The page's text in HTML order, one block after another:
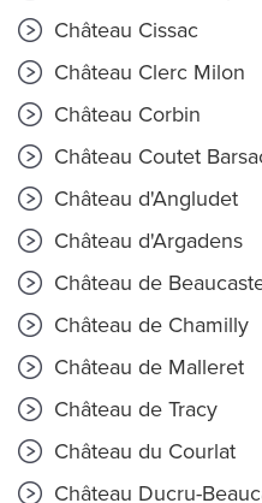
Château Cissac
Château Clerc Milon
Château Corbin
Château Coutet
Château d'Angludet
Château d'Argadens
Château de
Château de Chamilly
Château de Malleret
Château de Tracy
Château du Courlat
Château Ducru-